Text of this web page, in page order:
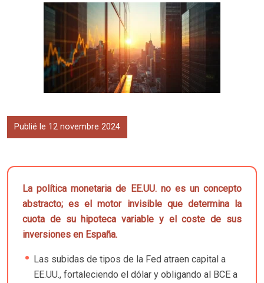
Publié le 12 novembre 2024
La política monetaria de EE.UU. no es un concepto
abstracto; es el motor invisible que determina la
cuota de su hipoteca variable y el coste de sus
inversiones en España.
Las subidas de tipos de la Fed atraen capital a
EE.UU., fortaleciendo el dólar y obligando al BCE a